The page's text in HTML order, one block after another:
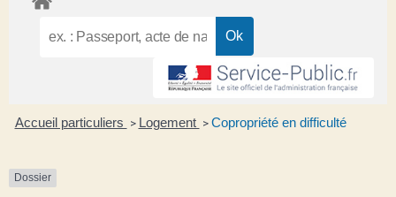
Accueil particuliers > Logement > Copropriété en difficulté
Dossier